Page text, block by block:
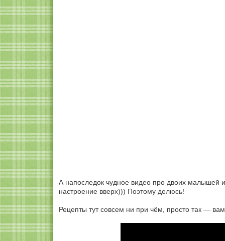
А напоследок чудное видео про двоих малышей
настроение вверх))) Поэтому делюсь!
Рецепты тут совсем ни при чём, просто так —